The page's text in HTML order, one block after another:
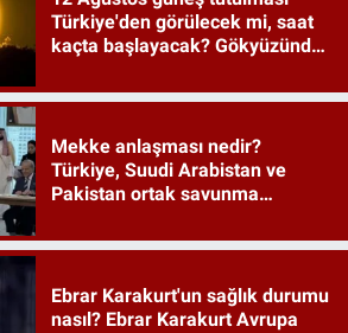
Türkiye'den görülecek mi, saat
kaçta başlayacak? Gökyüzünde
Mekke anlaşması nedir?
Türkiye, Suudi Arabistan ve
Pakistan ortak savunma
Ebrar Karakurt'un sağlık durumu
nasıl? Ebrar Karakurt Avrupa